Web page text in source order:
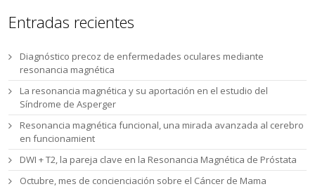
Entradas recientes
Diagnóstico precoz de enfermedades oculares mediante
resonancia magnética
La resonancia magnética y su aportación en el estudio del
Síndrome de Asperger
Resonancia magnética funcional, una mirada avanzada al cerebro
en funcionamient
DWI + T2, la pareja clave en la Resonancia Magnética de Próstata
Octubre, mes de concienciación sobre el Cáncer de Mama